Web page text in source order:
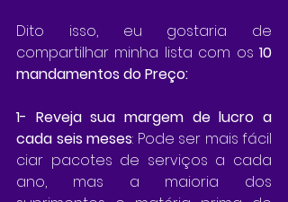
Dito isso, eu gostaria de
compartilhar minha lista com os 10
mandamentos do Preço:
1- Reveja sua margem de lucro a
cada seis meses: Pode ser mais fácil
ciar pacotes de serviços a cada
ano, mas a maioria dos